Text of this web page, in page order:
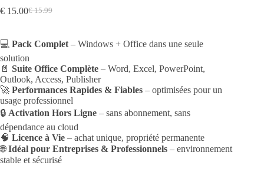
€15.99
Original
€ 15.99.
€ 15.00Current
€ 15.00.
💻 Pack Complet – Windows + Office dans une seule
solution
📄 Suite Office Complète – Word, Excel, PowerPoint,
Outlook, Access, Publisher
🚀 Performances Rapides & Fiables – optimisées pour un
usage professionnel
🔒 Activation Hors Ligne – sans abonnement, sans
dépendance au cloud
🧠 Licence à Vie – achat unique, propriété permanente
🌐Idéal pour Entreprises & Professionnels – environnement
stable et sécurisé